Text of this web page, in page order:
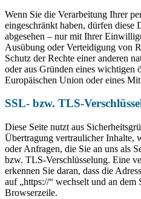
Wenn Sie die Verarbeitung Ihrer
eingeschränkt haben, dürfen diese
abgesehen – nur mit Ihrer
Ausübung oder Verteidigung von
Schutz der Rechte einer anderen
oder aus Gründen eines wichtigen
Europäischen Union oder eines
SSL- bzw. TLS-
Diese Seite nutzt aus
Übertragung vertraulicher Inhalte,
oder Anfragen, die Sie an uns als
bzw. TLS-Verschlüsselung. Eine
erkennen Sie daran, dass die
auf „https://“ wechselt und an
Browserzeile.